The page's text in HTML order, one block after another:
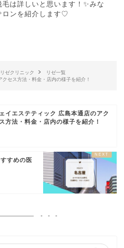
間受付 0120-773-566
（20:00～23:00）
048-856-9141
0120-847-349
048-783-2640
は詳しいと思います！✨みな
ロンを紹介します♡
リゼクリニック
リゼ一覧
セス方法・料金・店内の様子を紹介！
イエステティック 広島本通店のアク
方法・料金・店内の様子を紹介！
すめの医